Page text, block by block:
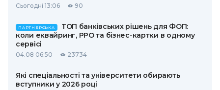
Сьогодні 13:06 90
ПАРТНЕРСЬКА
ТОП банківських рішень для ФОП:
коли еквайринг, РРО та бізнес-картки в одному
сервісі
04.08 06:50 23734
Які спеціальності та університети обирають
вступники у 2026 році